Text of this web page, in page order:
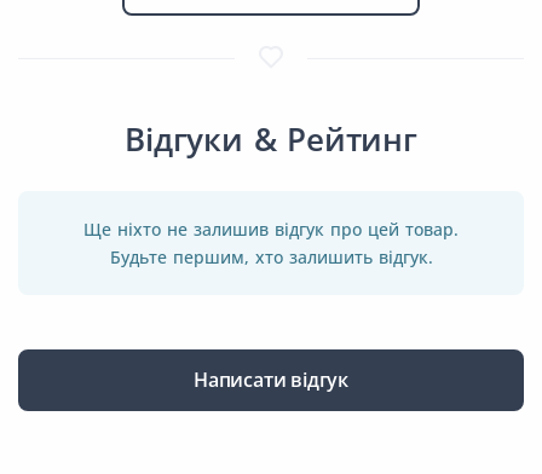
Відгуки & Рейтинг
Ще ніхто не залишив відгук про цей товар.
Будьте першим, хто залишить відгук.
Написати відгук